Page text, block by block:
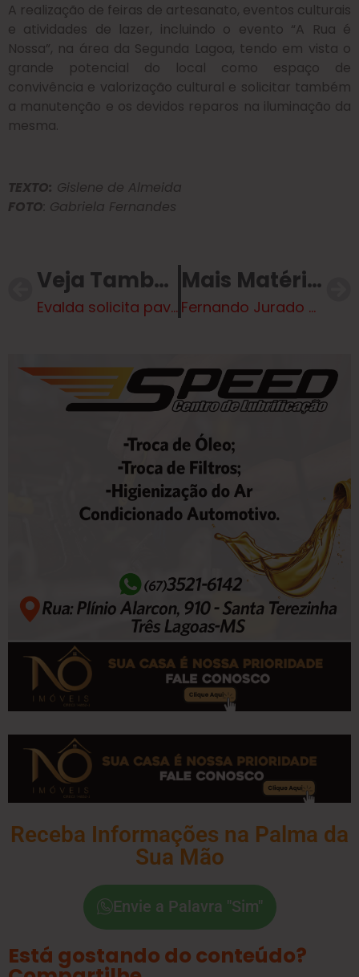
A realização de feiras de artesanato, eventos culturais
e atividades de lazer, incluindo o evento “A Rua é
Nossa”, na área da Segunda Lagoa, tendo em vista o
grande potencial do local como espaço de
convivência e valorização cultural e solicitar também
a manutenção e os devidos reparos na iluminação da
mesma.
TEXTO: Gislene de Almeida
FOTO : Gabriela Fernandes
Veja Também
Evalda solicita pavimentação para Viela e faixa de pedestre próximo a Parque Linear
Mais Matérias
Fernando Jurado pede implantação de Guarda Municipal
Receba Informações na Palma da
Sua Mão
Envie a Palavra "Sim"
Está gostando do conteúdo?